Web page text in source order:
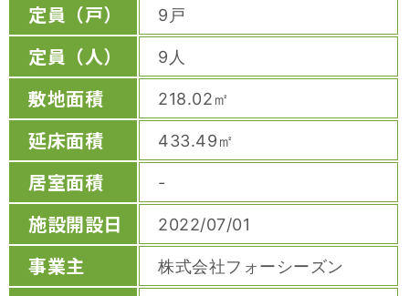
定員（戸） 9戸
定員（人） 9人
敷地面積 218.02㎡
延床面積 433.49㎡
居室面積 -
施設開設日 2022/07/01
事業主 株式会社フォーシーズン